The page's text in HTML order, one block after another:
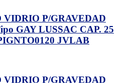
VIDRIO P/GRAVEDAD
GAY LUSSAC CAP. 25
JVLAB
VIDRIO P/GRAVEDAD